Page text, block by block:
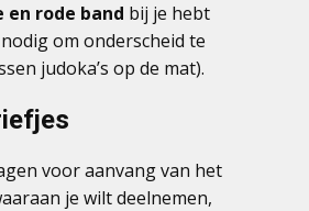
rode band bij je hebt
om onderscheid te
judoka’s op de mat).
voor aanvang van het
je wilt deelnemen,